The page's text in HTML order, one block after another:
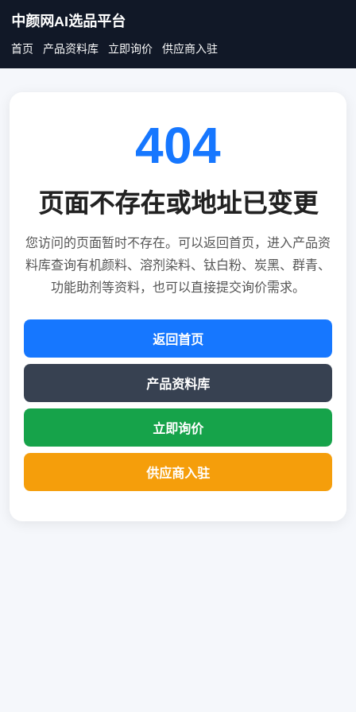
中颜网AI选品平台
首页 产品资料库 立即询价 供应商入驻
404
页面不存在或地址已变更
您访问的页面暂时不存在。可以返回首页，进入产品资
料库查询有机颜料、溶剂染料、钛白粉、炭黑、群青、
功能助剂等资料，也可以直接提交询价需求。
返回首页
产品资料库
立即询价
供应商入驻